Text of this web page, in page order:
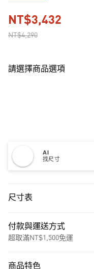
NT$4,290
NT$3,432
請選擇商品選項
AI
找尺寸
尺寸表
付款與運送方式
超取滿NT$1,500免運
商品特色